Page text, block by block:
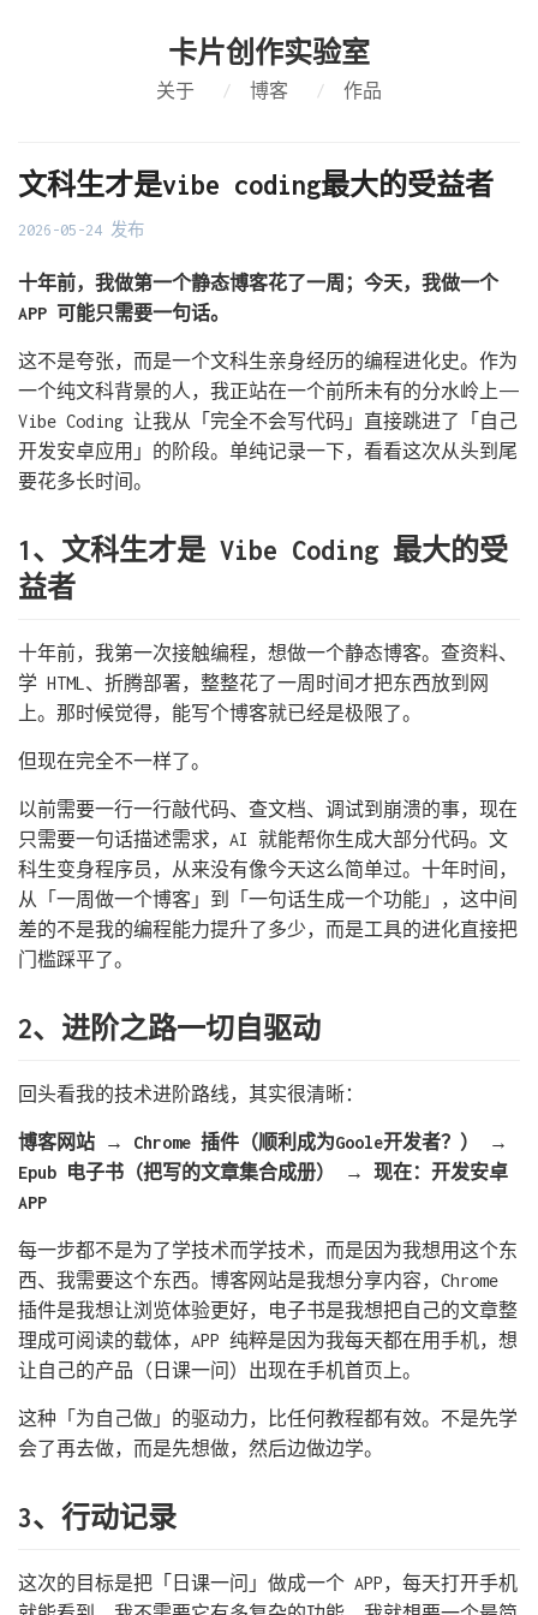
卡片创作实验室
关于 / 博客 / 作品
文科生才是vibe coding最大的受益者
2026-05-24 发布
十年前，我做第一个静态博客花了一周；今天，我做一个
APP 可能只需要一句话。
这不是夸张，而是一个文科生亲身经历的编程进化史。作为
一个纯文科背景的人，我正站在一个前所未有的分水岭上——
Vibe Coding 让我从「完全不会写代码」直接跳进了「自己
开发安卓应用」的阶段。单纯记录一下，看看这次从头到尾
要花多长时间。
1、文科生才是 Vibe Coding 最大的受
益者
十年前，我第一次接触编程，想做一个静态博客。查资料、
学 HTML、折腾部署，整整花了一周时间才把东西放到网
上。那时候觉得，能写个博客就已经是极限了。
但现在完全不一样了。
以前需要一行一行敲代码、查文档、调试到崩溃的事，现在
只需要一句话描述需求，AI 就能帮你生成大部分代码。文
科生变身程序员，从来没有像今天这么简单过。十年时间，
从「一周做一个博客」到「一句话生成一个功能」，这中间
差的不是我的编程能力提升了多少，而是工具的进化直接把
门槛踩平了。
2、进阶之路一切自驱动
回头看我的技术进阶路线，其实很清晰：
博客网站 → Chrome 插件（顺利成为Goole开发者？） →
Epub 电子书（把写的文章集合成册） → 现在：开发安卓
APP
每一步都不是为了学技术而学技术，而是因为我想用这个东
西、我需要这个东西。博客网站是我想分享内容，Chrome
插件是我想让浏览体验更好，电子书是我想把自己的文章整
理成可阅读的载体，APP 纯粹是因为我每天都在用手机，想
让自己的产品（日课一问）出现在手机首页上。
这种「为自己做」的驱动力，比任何教程都有效。不是先学
会了再去做，而是先想做，然后边做边学。
3、行动记录
这次的目标是把「日课一问」做成一个 APP，每天打开手机